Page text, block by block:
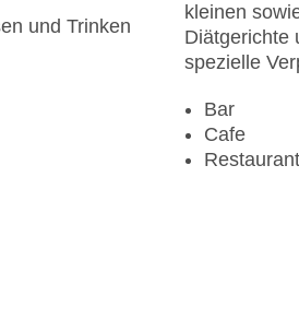
kleinen
Diätgerichte
spezielle
Bar
Cafe
Restaurant